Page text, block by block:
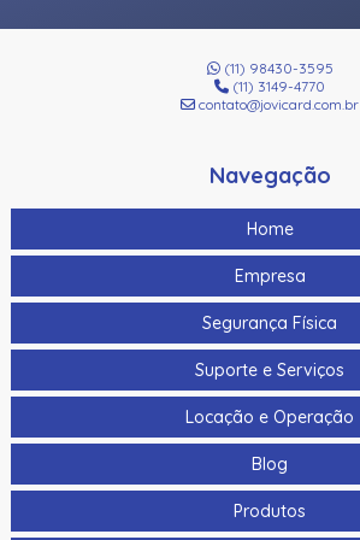
(11) 98430-3595
(11) 3149-4770
contato@jovicard.com.br
Navegação
Home
Empresa
Segurança Física
Suporte e Serviços
Locação e Operação
Blog
Produtos